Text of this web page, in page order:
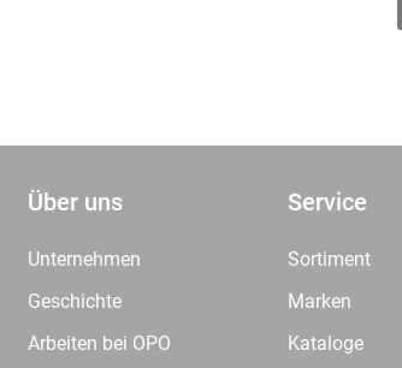
Über uns
Unternehmen
Geschichte
Arbeiten bei OPO
Service
Sortiment
Marken
Kataloge